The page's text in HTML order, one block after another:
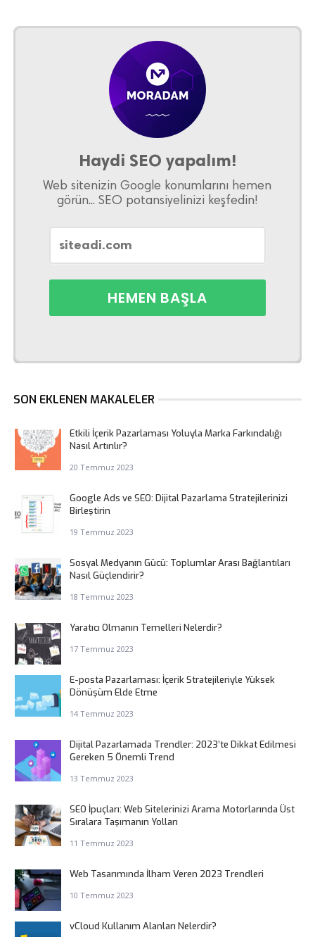
Haydi SEO yapalım!
Web sitenizin Google konumlarını hemen
görün... SEO potansiyelinizi keşfedin!
SON EKLENEN MAKALELER
Etkili İçerik Pazarlaması Yoluyla Marka Farkındalığı
Nasıl Artırılır?
20 Temmuz 2023
Google Ads ve SEO: Dijital Pazarlama Stratejilerinizi
Birleştirin
19 Temmuz 2023
Sosyal Medyanın Gücü: Toplumlar Arası Bağlantıları
Nasıl Güçlendirir?
18 Temmuz 2023
Yaratıcı Olmanın Temelleri Nelerdir?
17 Temmuz 2023
E-posta Pazarlaması: İçerik Stratejileriyle Yüksek
Dönüşüm Elde Etme
14 Temmuz 2023
Dijital Pazarlamada Trendler: 2023’te Dikkat Edilmesi
Gereken 5 Önemli Trend
13 Temmuz 2023
SEO İpuçları: Web Sitelerinizi Arama Motorlarında Üst
Sıralara Taşımanın Yolları
11 Temmuz 2023
Web Tasarımında İlham Veren 2023 Trendleri
10 Temmuz 2023
vCloud Kullanım Alanları Nelerdir?